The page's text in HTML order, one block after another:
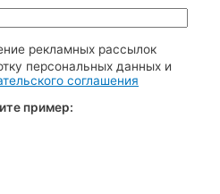
рекламных рассылок
персональных данных и
соглашения
пример: